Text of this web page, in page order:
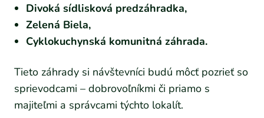
Divoká sídlisková predzáhradka,
Zelená Biela,
Cyklokuchynská komunitná záhrada.
Tieto záhrady si návštevníci budú môcť pozrieť so
sprievodcami – dobrovoľníkmi či priamo s
majiteľmi a správcami týchto lokalít.